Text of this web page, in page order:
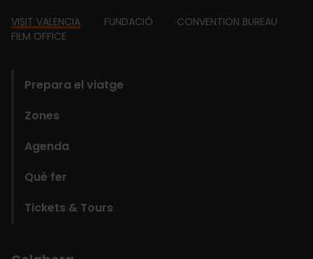
Footer
VISIT VALENCIA FUNDACIÓ
CONVENTION BUREAU
FILM OFFICE
Prepara el viatge
Zones
Agenda
Què fer
Tickets & Tours